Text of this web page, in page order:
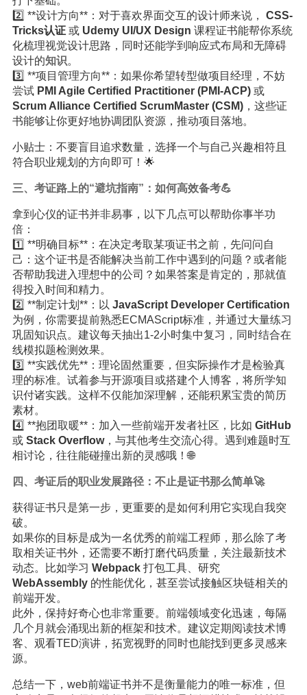
2️⃣ **设计方向**：对于喜欢界面交互的设计师来说， CSS-
Tricks认证或 Udemy UI/UX Design 课程证书能帮你系统
化梳理视觉设计思路，同时还能学到响应式布局和无障碍
设计的知识。
3️⃣ **项目管理方向**：如果你希望转型做项目经理，不妨
尝试 PMI Agile Certified Practitioner (PMI-ACP)或
Scrum Alliance Certified ScrumMaster (CSM)，这些证
书能够让你更好地协调团队资源，推动项目落地。
小贴士：不要盲目追求数量，选择一个与自己兴趣相符且
符合职业规划的方向即可！🌟
三、考证路上的“避坑指南”：如何高效备考💪
拿到心仪的证书并非易事，以下几点可以帮助你事半功
倍：
1️⃣ **明确目标**：在决定考取某项证书之前，先问问自
己：这个证书是否能解决当前工作中遇到的问题？或者能
否帮助我进入理想中的公司？如果答案是肯定的，那就值
得投入时间和精力。
2️⃣ **制定计划**：以 JavaScript Developer Certification
为例，你需要提前熟悉ECMAScript标准，并通过大量练习
巩固知识点。建议每天抽出1-2小时集中复习，同时结合在
线模拟题检测效果。
3️⃣ **实践优先**：理论固然重要，但实际操作才是检验真
理的标准。试着参与开源项目或搭建个人博客，将所学知
识付诸实践。这样不仅能加深理解，还能积累宝贵的简历
素材。
4️⃣ **抱团取暖**：加入一些前端开发者社区，比如 GitHub
或 Stack Overflow，与其他考生交流心得。遇到难题时互
相讨论，往往能碰撞出新的灵感哦！🌐
四、考证后的职业发展路径：不止是证书那么简单🚀
获得证书只是第一步，更重要的是如何利用它实现自我突
破。
如果你的目标是成为一名优秀的前端工程师，那么除了考
取相关证书外，还需要不断打磨代码质量，关注最新技术
动态。比如学习 Webpack打包工具、研究
WebAssembly的性能优化，甚至尝试接触区块链相关的
前端开发。
此外，保持好奇心也非常重要。前端领域变化迅速，每隔
几个月就会涌现出新的框架和技术。建议定期阅读技术博
客、观看TED演讲，拓宽视野的同时也能找到更多灵感来
源。
总结一下，web前端证书并不是衡量能力的唯一标准，但